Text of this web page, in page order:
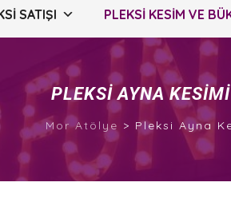
SATIŞI PLEKSI KESIM VE
PLEKSI AYNA
Mor Atölye > Pleksi Ayna